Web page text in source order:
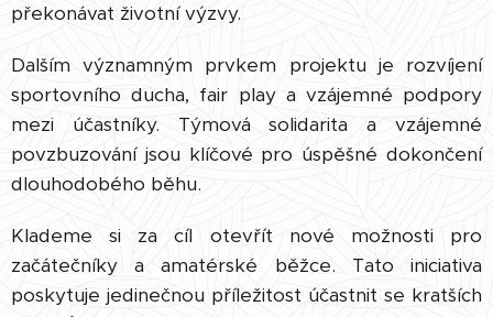
překonávat životní výzvy.
Dalším významným prvkem projektu je rozvíjení
sportovního ducha, fair play a vzájemné podpory
mezi účastníky. Týmová solidarita a vzájemné
povzbuzování jsou klíčové pro úspěšné dokončení
dlouhodobého běhu.
Klademe si za cíl otevřít nové možnosti pro
začátečníky a amatérské běžce. Tato iniciativa
poskytuje jedinečnou příležitost účastnit se kratších